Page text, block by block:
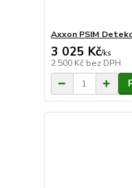
Axxon PSIM
3 025 Kč/ks
2 500 Kč bez DPH